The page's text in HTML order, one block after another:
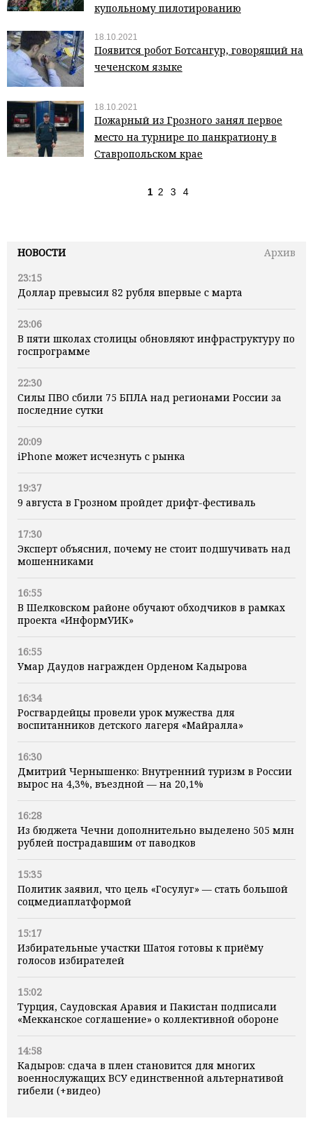
НОВОСТИ
Архив
23:15
Доллар превысил 82 рубля впервые с марта
23:06
В пяти школах столицы обновляют инфраструктуру по
госпрограмме
22:30
Силы ПВО сбили 75 БПЛА над регионами России за
последние сутки
20:09
iPhone может исчезнуть с рынка
19:37
9 августа в Грозном пройдет дрифт-фестиваль
17:30
Эксперт объяснил, почему не стоит подшучивать над
мошенниками
16:55
В Шелковском районе обучают обходчиков в рамках
проекта «ИнформУИК»
16:55
Умар Даудов награжден Орденом Кадырова
16:34
Росгвардейцы провели урок мужества для
воспитанников детского лагеря «Майралла»
16:30
Дмитрий Чернышенко: Внутренний туризм в России
вырос на 4,3%, въездной — на 20,1%
16:28
Из бюджета Чечни дополнительно выделено 505 млн
рублей пострадавшим от паводков
15:35
Политик заявил, что цель «Госулуг» — стать большой
соцмедиаплатформой
15:17
Избирательные участки Шатоя готовы к приёму
голосов избирателей
15:02
Турция, Саудовская Аравия и Пакистан подписали
«Мекканское соглашение» о коллективной обороне
14:58
Кадыров: сдача в плен становится для многих
военнослужащих ВСУ единственной альтернативой
гибели (+видео)
купольному пилотированию
18.10.2021
Появится робот Ботсангур, говорящий на
чеченском языке
18.10.2021
Пожарный из Грозного занял первое
место на турнире по панкратиону в
Ставропольском крае
1 2 3 4